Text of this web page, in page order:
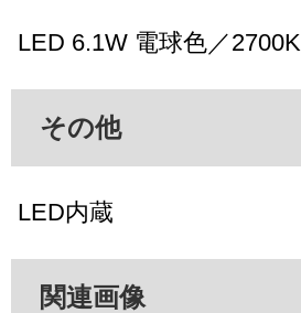
LED 6.1W 電球色／2700K
その他
LED内蔵
関連画像